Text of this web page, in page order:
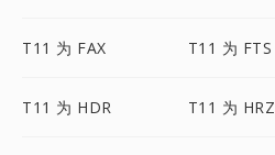
T11 为 FAX T11 为 FTS
T11 为 HDR T11 为 HRZ